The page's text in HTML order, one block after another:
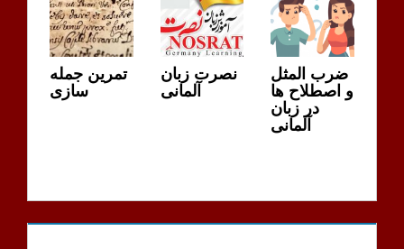
تمرین جمله
سازی
نصرت زبان
آلمانی
ضرب المثل
و اصطلاح ها
در زبان
آلمانی